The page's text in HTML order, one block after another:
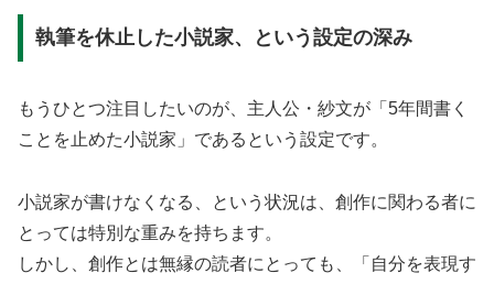
執筆を休止した小説家、という設定の深み
もうひとつ注目したいのが、主人公・紗文が「5年間書く
ことを止めた小説家」であるという設定です。
小説家が書けなくなる、という状況は、創作に関わる者に
とっては特別な重みを持ちます。
しかし、創作とは無縁の読者にとっても、「自分を表現す